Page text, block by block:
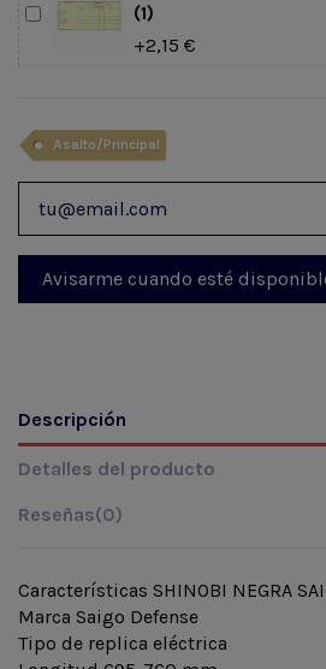
(1)
+2,15 €
Asalto/Principal
Descripción
Detalles del producto
Reseñas(0)
Características SHINOBI NEGRA
Marca Saigo Defense
Tipo de replica eléctrica